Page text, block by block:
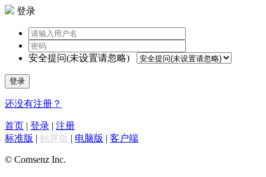
登录
安全提问(未设置请忽略)
登录
还没有注册？
首页 | 登录 | 注册
标准版 | 触屏版 | 电脑版 | 客户端
© Comsenz Inc.